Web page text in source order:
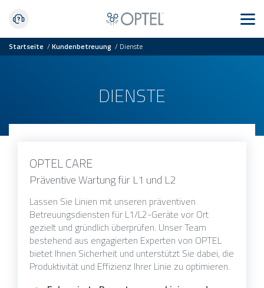
Startseite /Kundenbetreuung / Dienste
DIENSTE
OPTEL CARE
Präventive Wartung für L1 und L2
Lassen Sie Linien mit unseren präventiven
Betreuungsdiensten für L1/L2-Geräte vor Ort
gezielt und gründlich überprüfen. Unser Team
bestehend aus engagierten Experten von OPTEL
bietet Ihnen Sicherheit und unterstützt Sie dabei, die
Produktivität und Effizienz Ihrer Linie zu optimieren.